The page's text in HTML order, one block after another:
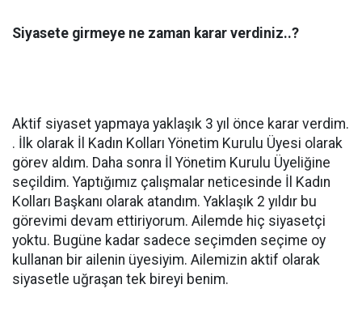
Siyasete girmeye ne zaman karar verdiniz..?
Aktif siyaset yapmaya yaklaşık 3 yıl önce karar verdim.
. İlk olarak İl Kadın Kolları Yönetim Kurulu Üyesi olarak
görev aldım. Daha sonra İl Yönetim Kurulu Üyeliğine
seçildim. Yaptığımız çalışmalar neticesinde İl Kadın
Kolları Başkanı olarak atandım. Yaklaşık 2 yıldır bu
görevimi devam ettiriyorum. Ailemde hiç siyasetçi
yoktu. Bugüne kadar sadece seçimden seçime oy
kullanan bir ailenin üyesiyim. Ailemizin aktif olarak
siyasetle uğraşan tek bireyi benim.